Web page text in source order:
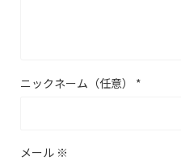
ニックネーム（任意） *
メール ※